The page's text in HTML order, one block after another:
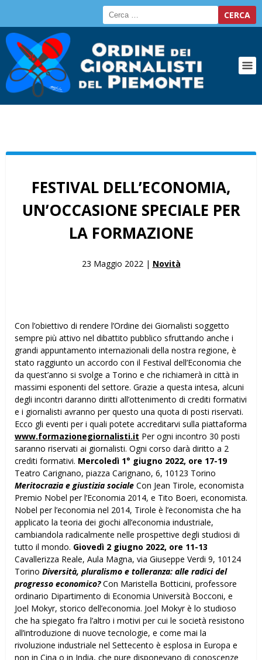
FESTIVAL DELL’ECONOMIA,
UN’OCCASIONE SPECIALE PER
LA FORMAZIONE
23 Maggio 2022 | Novità
Con l’obiettivo di rendere l’Ordine dei Giornalisti soggetto
sempre più attivo nel dibattito pubblico sfruttando anche i
grandi appuntamento internazionali della nostra regione, è
stato raggiunto un accordo con il Festival dell’Economia che
da quest’anno si svolge a Torino e che richiamerà in città in
massimi esponenti del settore. Grazie a questa intesa, alcuni
degli incontri daranno diritti all’ottenimento di crediti formativi
e i giornalisti avranno per questo una quota di posti riservati.
Ecco gli eventi per i quali potete accreditarvi sulla piattaforma
www.formazionegiornalisti.it Per ogni incontro 30 posti
saranno riservati ai giornalisti. Ogni corso darà diritto a 2
crediti formativi. Mercoledì 1° giugno 2022, ore 17-19
Teatro Carignano, piazza Carignano, 6, 10123 Torino
Meritocrazia e giustizia sociale Con Jean Tirole, economista
Premio Nobel per l’Economia 2014, e Tito Boeri, economista.
Nobel per l’economia nel 2014, Tirole è l’economista che ha
applicato la teoria dei giochi all’economia industriale,
cambiandola radicalmente nelle prospettive degli studiosi di
tutto il mondo. Giovedì 2 giugno 2022, ore 11-13
Cavallerizza Reale, Aula Magna, via Giuseppe Verdi 9, 10124
Torino Diversità, pluralismo e tolleranza: alle radici del
progresso economico?Con Maristella Botticini, professore
ordinario Dipartimento di Economia Università Bocconi, e
Joel Mokyr, storico dell’economia. Joel Mokyr è lo studioso
che ha spiegato fra l’altro i motivi per cui le società resistono
all’introduzione di nuove tecnologie, e come mai la
rivoluzione industriale nel Settecento è esplosa in Europa e
non in Cina o in India, che pure disponevano di conoscenze